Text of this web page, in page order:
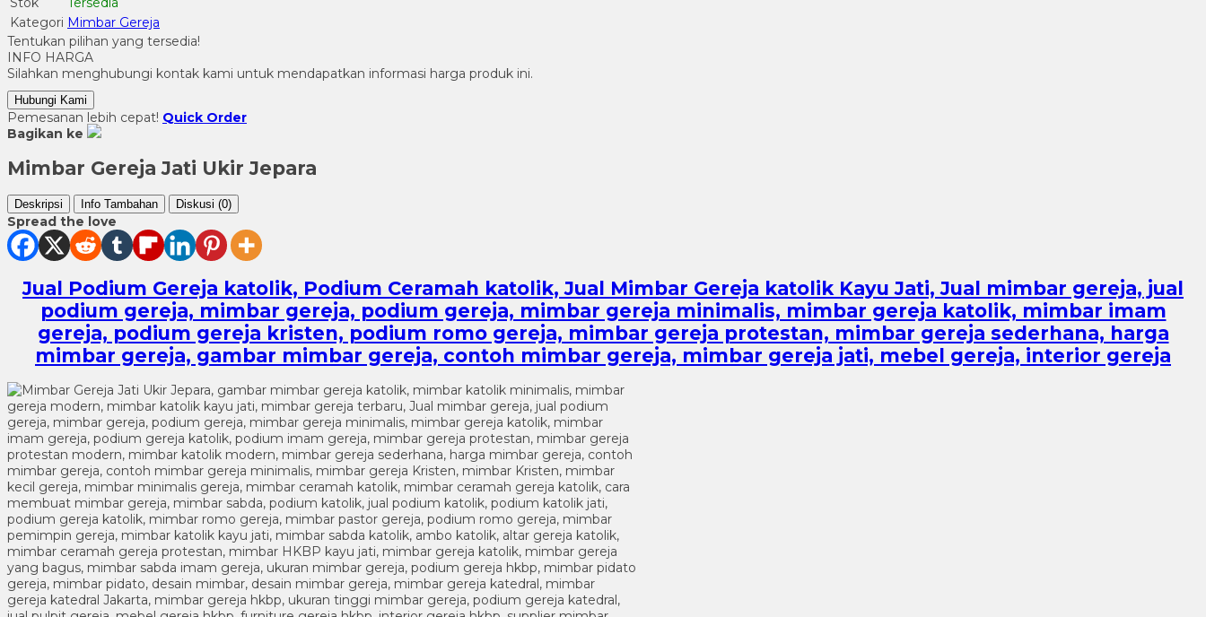
Kategori Mimbar Gereja
Tentukan pilihan yang tersedia!
INFO HARGA
Silahkan menghubungi kontak kami untuk mendapatkan informasi harga produk ini.
Hubungi Kami
Pemesanan lebih cepat! Quick Order
Bagikan ke
Mimbar Gereja Jati Ukir Jepara
Deskripsi Info Tambahan Diskusi (0)
Spread the love
Jual Podium Gereja katolik, Podium Ceramah katolik, Jual Mimbar Gereja katolik Kayu Jati, Jual mimbar gereja, jual
podium gereja, mimbar gereja, podium gereja, mimbar gereja minimalis, mimbar gereja katolik, mimbar imam
gereja, podium gereja kristen, podium romo gereja, mimbar gereja protestan, mimbar gereja sederhana, harga
mimbar gereja, gambar mimbar gereja, contoh mimbar gereja, mimbar gereja jati, mebel gereja, interior gereja